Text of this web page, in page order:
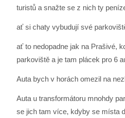
turistů a snažte se z nich ty
ať si chaty vybudují své
ať to nedopadne jak na Prašivé,
parkoviště a je tam plácek pro 6
Auta bych v horách omezil na
Auta u transformátoru mnohdy
se jich tam více, kdyby se místa